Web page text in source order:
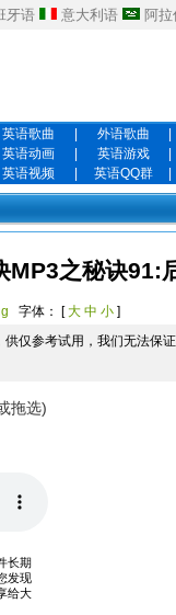
牙语 意大利语 阿
英语歌曲 外语歌曲
英语动画 英语游戏
英语视频 英语QQ群
MP3之秘诀91:
字体： [大 中 小 ]
仅参考试用，我们无法保
拖选)